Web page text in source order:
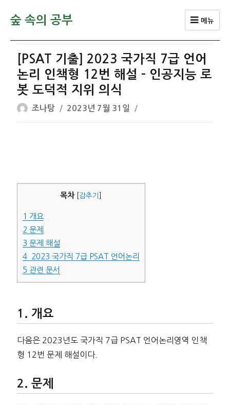
숲 속의 공부 메뉴
[PSAT 기출] 2023 국가직 7급 언어
논리 인책형 12번 해설 – 인공지능 로
봇 도덕적 지위 의식
글
쓴
조나탕
작
성
2023년 7월 31일
목차 감추기
1 개요
2 문제
3 문제 해설
42023 국가직 7급 PSAT 언어논리
5 관련 문서
개요
다음은 2023년도 국가직 7급 PSAT 언어논리영역 인책
형 12번 문제 해설이다.
문제